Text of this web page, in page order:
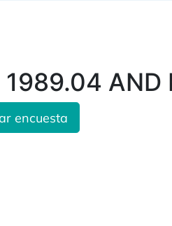
1989.04 AND
encuesta